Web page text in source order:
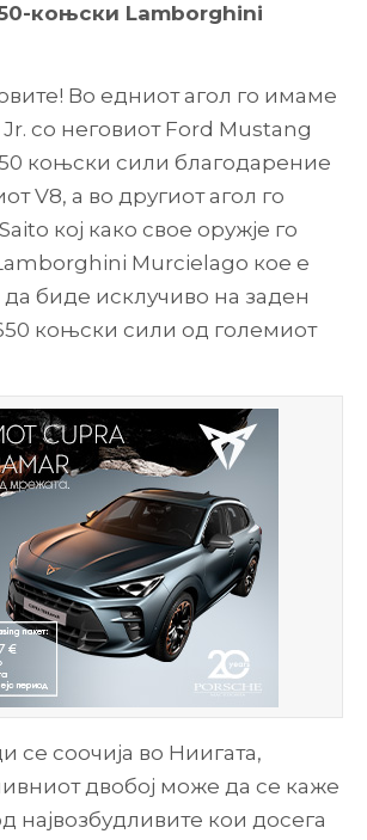
коњски Lamborghini
Во едниот агол го имаме
со неговиот Ford Mustang
коњски сили благодарение
V8, а во другиот агол го
кој како свое оружје го
Murcielago кое е
биде исклучиво на заден
коњски сили од големиот
се соочија во Ниигата,
двобој може да се каже
највозбудливите кои досега